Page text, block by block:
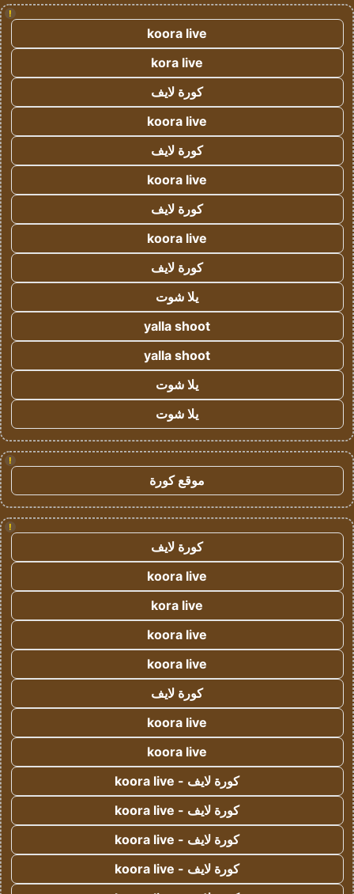
!
koora live
kora live
كورة لايف
koora live
كورة لايف
koora live
كورة لايف
koora live
كورة لايف
يلا شوت
yalla shoot
yalla shoot
يلا شوت
يلا شوت
!
موقع كورة
!
كورة لايف
koora live
kora live
koora live
koora live
كورة لايف
koora live
koora live
كورة لايف - koora live
كورة لايف - koora live
كورة لايف - koora live
كورة لايف - koora live